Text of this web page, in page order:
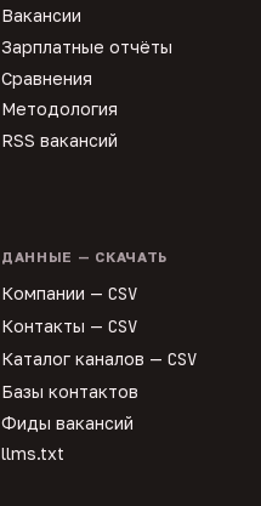
Вакансии
Зарплатные отчёты
Сравнения
Методология
RSS вакансий
ДАННЫЕ — СКАЧАТЬ
Компании — CSV
Контакты — CSV
Каталог каналов — CSV
Базы контактов
Фиды вакансий
llms.txt